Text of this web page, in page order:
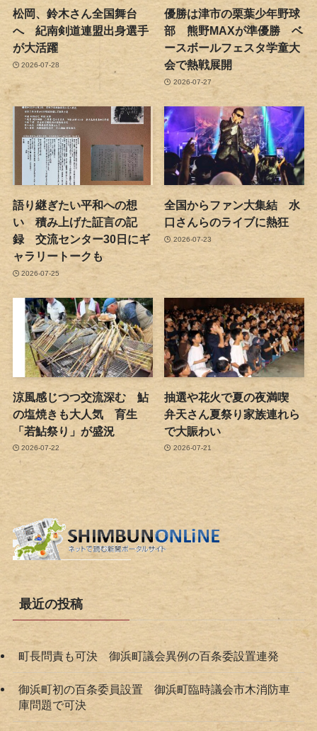
松岡、鈴木さん全国舞台
へ 紀南剣道連盟出身選手
が大活躍
2026-07-28
優勝は津市の栗葉少年野球
部 熊野MAXが準優勝 ベ
ースボールフェスタ学童大
会で熱戦展開
2026-07-27
語り継ぎたい平和への想
い 積み上げた証言の記
録 交流センター30日にギ
ャラリートークも
2026-07-25
全国からファン大集結 水
口さんらのライブに熱狂
2026-07-23
涼風感じつつ交流深む 鮎
の塩焼きも大人気 育生
「若鮎祭り」が盛況
2026-07-22
抽選や花火で夏の夜満喫
弁天さん夏祭り家族連れら
で大賑わい
2026-07-21
最近の投稿
町長問責も可決 御浜町議会異例の百条委設置連発
御浜町初の百条委員設置 御浜町臨時議会市木消防車
庫問題で可決